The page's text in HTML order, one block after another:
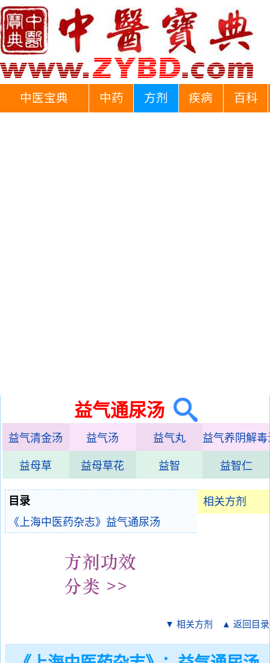
中医宝典 中药 方剂 疾病 百科
益气通尿汤
益气清金汤 益气汤 益气丸 益气养阴解毒
益母草 益母草花 益智 益智仁
相关方剂
目录
《上海中医药杂志》益气通尿汤
▼ 相关方剂 ▲ 返回目录